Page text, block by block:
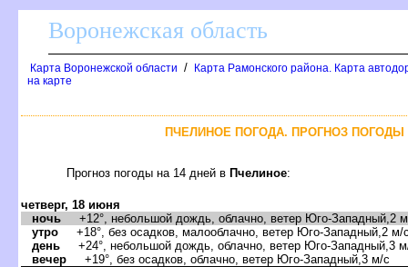
оронежская область
Карта Воронежской области /
Карта Рамонского района. Карта
на карте
ПЧЕЛИНОЕ ПОГОДА. ПРОГНОЗ
Прогноз погоды на 14 дней Пчелиное:
четверг, 18 июня
ночь +12°, небольшой дождь, облачно, ветер Юго-Западный,2
утро +18°, без осадков, малооблачно, ветер Юго-Западный,2 м/
день +24°, небольшой дождь, облачно, ветер Юго-Западный,3
ечер +19°, без осадков, облачно, ветер Юго-Западный,3 м/с